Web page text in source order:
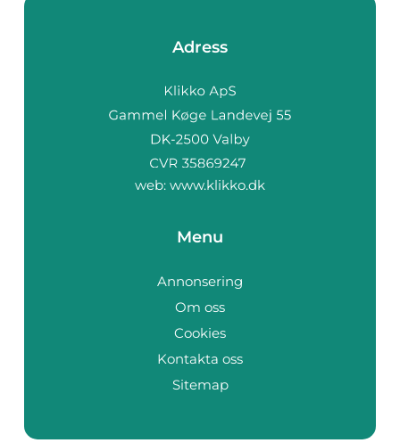
Adress
web: www.klikko.dk
Menu
Annonsering
Om oss
Cookies
Kontakta oss
Sitemap